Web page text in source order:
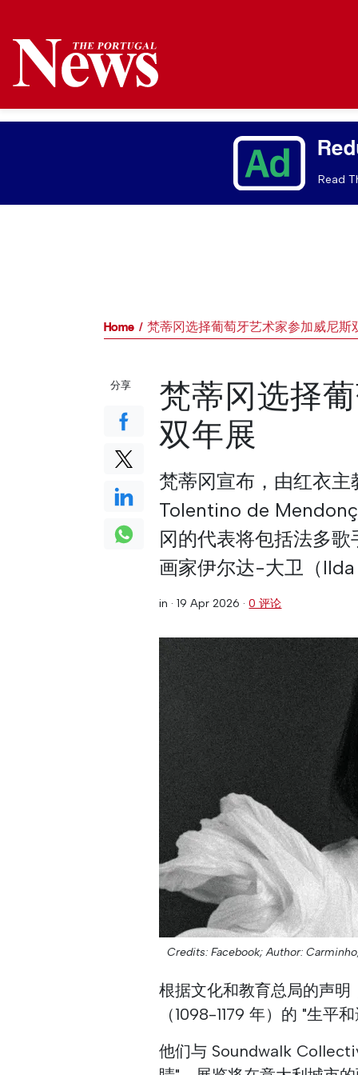
Read
Home 梵蒂冈选择葡萄牙艺术家参加威尼斯
梵蒂冈选择
双年展
梵蒂冈宣布，由红衣
Tolentino de
冈的代表将包括法多
画家伊尔达-大卫（
in ·19 Apr 2026 ·0 评论
Credits: Facebook; Author:
根据文化和教育总局的声
（1098-1179 年）的 "生平
他们与 Soundwalk
分享